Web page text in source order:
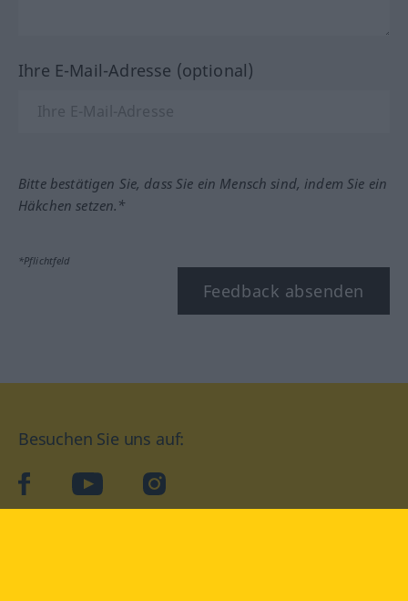
Ihre E-Mail-Adresse (optional)
Bitte bestätigen Sie, dass Sie ein Mensch sind, indem Sie ein
Häkchen setzen.*
*Pflichtfeld
Feedback absenden
Besuchen Sie uns auf:
facebookYouTube Instagram